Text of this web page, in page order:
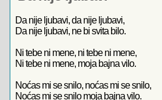
Da nije ljubavi, da nije ljubavi,
Da nije ljubavi, ne bi svita bilo.
Ni tebe ni mene, ni tebe ni mene,
Ni tebe ni mene, moja bajna vilo.
Noćas mi se snilo, noćas mi se snilo,
Noćas mi se snilo moja bajna vilo.